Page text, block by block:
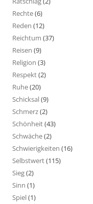
Rechte(6)
Reden (12)
Reichtum (37)
Reisen (9)
Religion (3)
Respekt(2)
Ruhe(20)
Schicksal(9)
Schmerz(2)
Schönheit(43)
Schwäche(2)
Schwierigkeiten (16)
Selbstwert(115)
Sieg(2)
Sinn (1)
Spiel(1)